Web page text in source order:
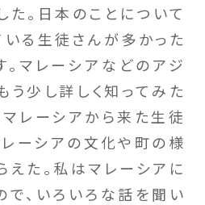
た。日本のことについて
いる生徒さんが多かった
。マレーシアなどのアジ
う少し詳しく知ってみた
マレーシアから来た生徒
レーシアの文化や町の様
た。私はマレーシアに
で、いろいろな話を聞い